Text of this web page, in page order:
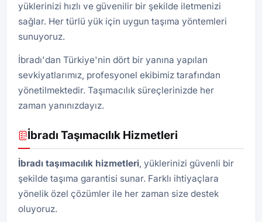
yüklerinizi hızlı ve güvenilir bir şekilde iletmenizi
sağlar. Her türlü yük için uygun taşıma yöntemleri
sunuyoruz.
İbradı'dan Türkiye'nin dört bir yanına yapılan
sevkiyatlarımız, profesyonel ekibimiz tarafından
yönetilmektedir. Taşımacılık süreçlerinizde her
zaman yanınızdayız.
İbradı Taşımacılık Hizmetleri
İbradı taşımacılık hizmetleri, yüklerinizi güvenli bir
şekilde taşıma garantisi sunar. Farklı ihtiyaçlara
yönelik özel çözümler ile her zaman size destek
oluyoruz.